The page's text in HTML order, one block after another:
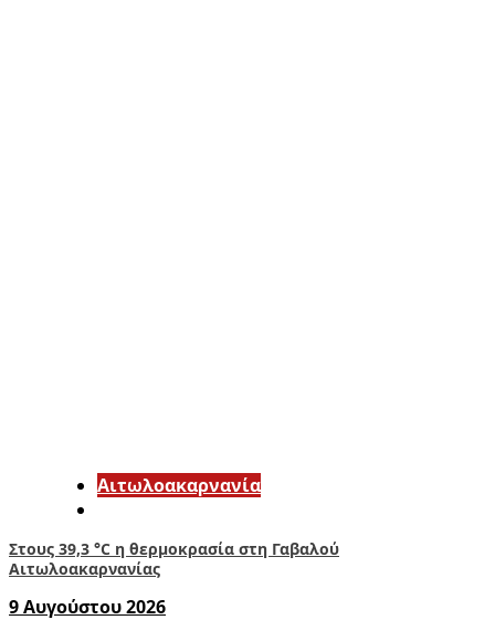
Αιτωλοακαρνανία
Στους 39,3 °C η θερμοκρασία στη Γαβαλού
Αιτωλοακαρνανίας
9 Αυγούστου 2026